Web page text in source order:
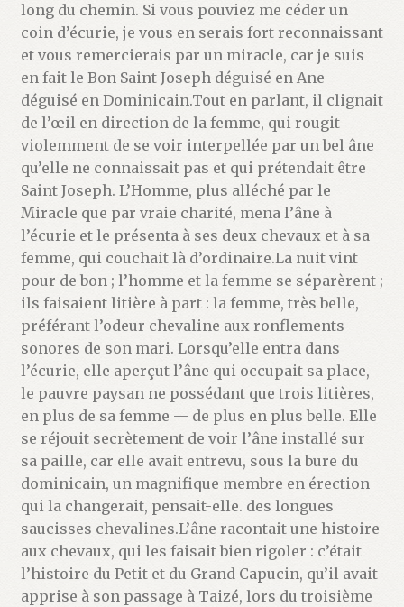
long du chemin. Si vous pouviez me céder un
coin d’écurie, je vous en serais fort reconnaissant
et vous remercierais par un miracle, car je suis
en fait le Bon Saint Joseph déguisé en Ane
déguisé en Dominicain.Tout en parlant, il clignait
de l’œil en direction de la femme, qui rougit
violemment de se voir interpellée par un bel âne
qu’elle ne connaissait pas et qui prétendait être
Saint Joseph. L’Homme, plus alléché par le
Miracle que par vraie charité, mena l’âne à
l’écurie et le présenta à ses deux chevaux et à sa
femme, qui couchait là d’ordinaire.La nuit vint
pour de bon ; l’homme et la femme se séparèrent ;
ils faisaient litière à part : la femme, très belle,
préférant l’odeur chevaline aux ronflements
sonores de son mari. Lorsqu’elle entra dans
l’écurie, elle aperçut l’âne qui occupait sa place,
le pauvre paysan ne possédant que trois litières,
en plus de sa femme — de plus en plus belle. Elle
se réjouit secrètement de voir l’âne installé sur
sa paille, car elle avait entrevu, sous la bure du
dominicain, un magnifique membre en érection
qui la changerait, pensait-elle. des longues
saucisses chevalines.L’âne racontait une histoire
aux chevaux, qui les faisait bien rigoler : c’était
l’histoire du Petit et du Grand Capucin, qu’il avait
apprise à son passage à Taizé, lors du troisième